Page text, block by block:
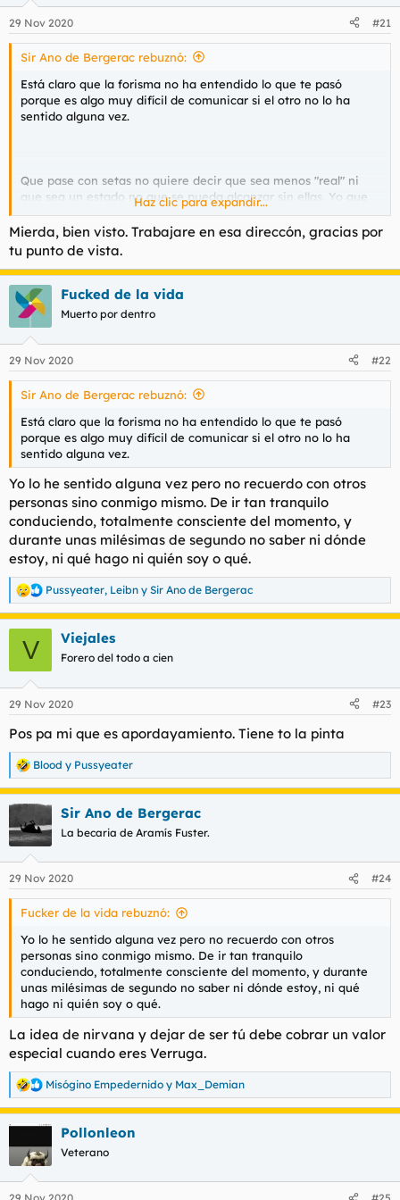
e
s
29 Nov 2020 #21
Sir Ano de Bergerac rebuznó:
Está claro que la forisma no ha entendido lo que te pasó
porque es algo muy difícil de comunicar si el otro no lo ha
sentido alguna vez.
Que pase con setas no quiere decir que sea menos "real" ni
que sea un estado no que se pueda alcanzar sin ellas. Yo que
viví una experiencia similar y he profundizado bastante acerca
de su naturaleza te sugiero que empieces pensando en el
sentido contrario a como lo has hecho en un primer momento.
No es que tu padre no sea tu padre, es que quizá tú no eres tú.
Es decir, la relación personal, los afectos que tienes con tu
padre la guardas en un lugar que es el ego, el yo o como lo
quieras llamar; si se desvaneciera ese velo durante unos
segundos ¿Qué sería tu padre?
Haz clic para expandir...
Mierda, bien visto. Trabajare en esa direccón, gracias por
tu punto de vista.
Fucked de la vida
Muerto por dentro
29 Nov 2020 #22
Sir Ano de Bergerac rebuznó:
Está claro que la forisma no ha entendido lo que te pasó
porque es algo muy difícil de comunicar si el otro no lo ha
sentido alguna vez.
Yo lo he sentido alguna vez pero no recuerdo con otros
personas sino conmigo mismo. De ir tan tranquilo
conduciendo, totalmente consciente del momento, y
durante unas milésimas de segundo no saber ni dónde
estoy, ni qué hago ni quién soy o qué.
R
e
e
:
Pussyeater, Leibn y Sir Ano de Bergerac
V Viejales
Forero del todo a cien
29 Nov 2020 #23
Pos pa mi que es apordayamiento. Tiene to la pinta
R
e
a
c
i
e
s
Blood y Pussyeater
Sir Ano de Bergerac
La becaria de Aramís Fuster.
29 Nov 2020 #24
Fucker de la vida rebuznó:
Yo lo he sentido alguna vez pero no recuerdo con otros
personas sino conmigo mismo. De ir tan tranquilo
conduciendo, totalmente consciente del momento, y durante
unas milésimas de segundo no saber ni dónde estoy, ni qué
hago ni quién soy o qué.
La idea de nirvana y dejar de ser tú debe cobrar un valor
especial cuando eres Verruga.
R
e
a
c
Misógino Empedernido y Max_Demian
Pollonleon
Veterano